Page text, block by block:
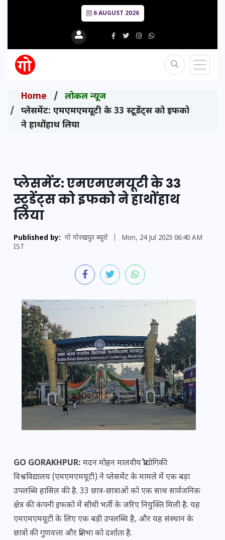
6 AUGUST 2026
Home
लोकल न्यूज
प्लेसमेंट: एमएमएमयूटी के 33 स्टूडेंट्स को इफको
ने हाथोंहाथ लिया
प्लेसमेंट: एमएमएमयूटी के 33
स्टूडेंट्स को इफको ने हाथोंहाथ
लिया
Published by: गो गोरखपुर ब्यूरो
Mon, 24 Jul 2023 06:40 AM
IST
GO GORAKHPUR: मदन मोहन मालवीय प्रौद्योगिकी
विश्वविद्यालय (एमएमएमयूटी) ने प्लेसमेंट के मामले में एक बड़ा
उपलब्धि हासिल की है. 33 छात्र-छात्राओं को एक साथ सार्वजनिक
क्षेत्र की कंपनी इफको में सीधी भर्ती के जरिए नियुक्ति मिली है. यह
एमएमएमयूटी के लिए एक बड़ी उपलब्धि है, और यह संस्थान के
छात्रों की गुणवत्ता और प्रतिभा को दर्शाता है.